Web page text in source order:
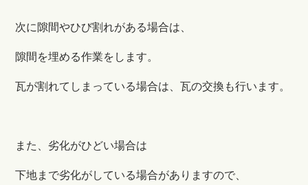
次に隙間やひび割れがある場合は、
隙間を埋める作業をします。
瓦が割れてしまっている場合は、瓦の交換も行います。
また、劣化がひどい場合は
下地まで劣化がしている場合がありますので、